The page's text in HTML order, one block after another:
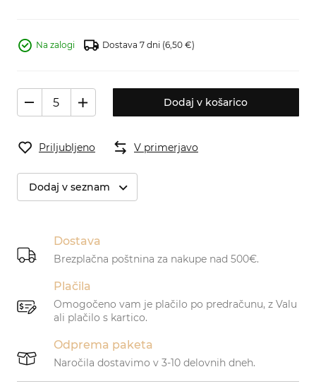
Na zalogi Dostava 7 dni (6,50 €)
Dodaj v košarico
Priljubljeno V primerjavo
Dodaj v seznam
Dostava
Brezplačna poštnina za nakupe nad 500€.
Plačila
Omogočeno vam je plačilo po predračunu, z Valu
ali plačilo s kartico.
Odprema paketa
Naročila dostavimo v 3-10 delovnih dneh.